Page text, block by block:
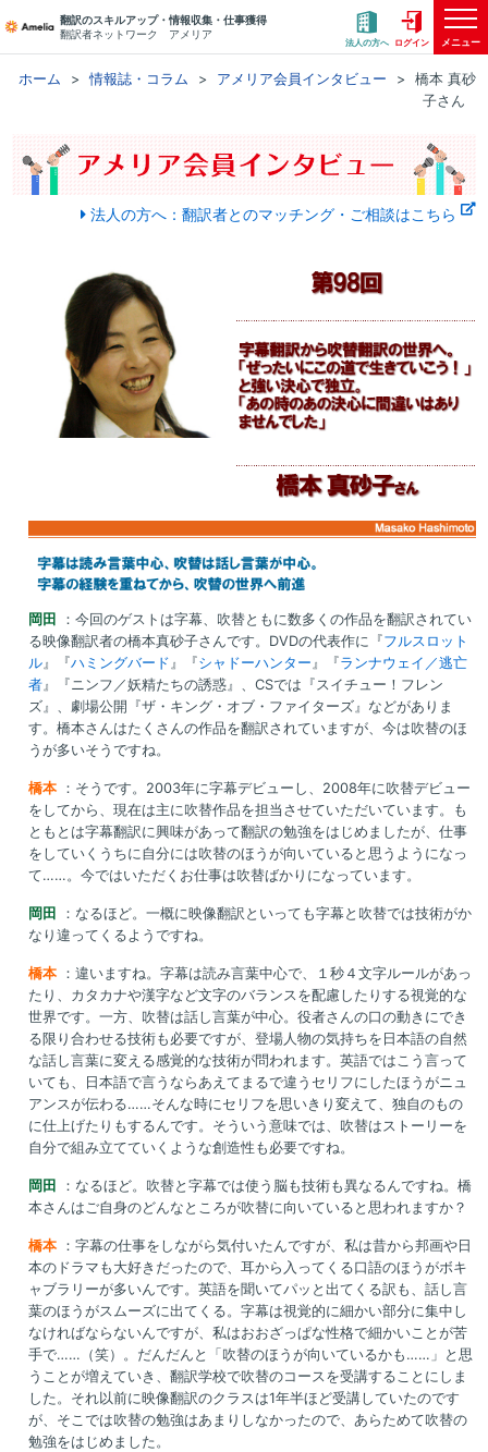
翻訳のスキルアップ・情報収集・仕事獲得
翻訳者ネットワーク アメリア
法人の方へ ログイン メニュー
ホーム 情報誌・コラム アメリア会員インタビュー
橋本 真砂
子さん
法人の方へ：翻訳者とのマッチング・ご相談はこちら
岡田
：今回のゲストは字幕、吹替ともに数多くの作品を翻訳されてい
る映像翻訳者の橋本真砂子さんです。DVDの代表作に『フルスロット
ル』『ハミングバード』『シャドーハンター』『ランナウェイ／逃亡
者』『ニンフ／妖精たちの誘惑』、CSでは『スイチュー！フレン
ズ』、劇場公開『ザ・キング・オブ・ファイターズ』などがありま
す。橋本さんはたくさんの作品を翻訳されていますが、今は吹替のほ
うが多いそうですね。
橋本：そうです。2003年に字幕デビューし、2008年に吹替デビュー
をしてから、現在は主に吹替作品を担当させていただいています。も
ともとは字幕翻訳に興味があって翻訳の勉強をはじめましたが、仕事
をしていくうちに自分には吹替のほうが向いていると思うようになっ
て……。今ではいただくお仕事は吹替ばかりになっています。
岡田
：なるほど。一概に映像翻訳といっても字幕と吹替では技術がか
なり違ってくるようですね。
橋本：違いますね。字幕は読み言葉中心で、１秒４文字ルールがあっ
たり、カタカナや漢字など文字のバランスを配慮したりする視覚的な
世界です。一方、吹替は話し言葉が中心。役者さんの口の動きにでき
る限り合わせる技術も必要ですが、登場人物の気持ちを日本語の自然
な話し言葉に変える感覚的な技術が問われます。英語ではこう言って
いても、日本語で言うならあえてまるで違うセリフにしたほうがニュ
アンスが伝わる……そんな時にセリフを思いきり変えて、独自のもの
に仕上げたりもするんです。そういう意味では、吹替はストーリーを
自分で組み立てていくような創造性も必要ですね。
岡田
：なるほど。吹替と字幕では使う脳も技術も異なるんですね。橋
本さんはご自身のどんなところが吹替に向いていると思われますか？
橋本：字幕の仕事をしながら気付いたんですが、私は昔から邦画や日
本のドラマも大好きだったので、耳から入ってくる口語のほうがボキ
ャブラリーが多いんです。英語を聞いてパッと出てくる訳も、話し言
葉のほうがスムーズに出てくる。字幕は視覚的に細かい部分に集中し
なければならないんですが、私はおおざっぱな性格で細かいことが苦
手で……（笑）。だんだんと「吹替のほうが向いているかも……」と思
うことが増えていき、翻訳学校で吹替のコースを受講することにしま
した。それ以前に映像翻訳のクラスは1年半ほど受講していたのです
が、そこでは吹替の勉強はあまりしなかったので、あらためて吹替の
勉強をはじめました。